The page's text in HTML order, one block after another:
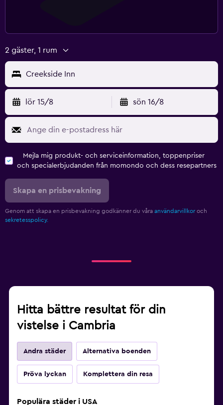
2 gäster, 1 rum
Creekside Inn
lör 15/8 sön 16/8
Mejla mig produkt- och serviceinformation, toppenpriser
och specialerbjudanden från momondo och dess resepartners
Skapa en prisbevakning
Genom att skapa en prisbevakning godkänner du våra användarvillkor och
sekretesspolicy.
Hitta bättre resultat för din
vistelse i Cambria
Andra städer Alternativa boenden
Pröva lyckan Komplettera din resa
Populära städer i USA